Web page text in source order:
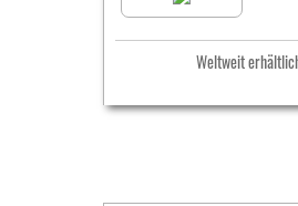
Weltweit